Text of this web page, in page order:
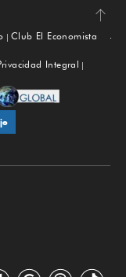
Subir
Club El Economista
Integral